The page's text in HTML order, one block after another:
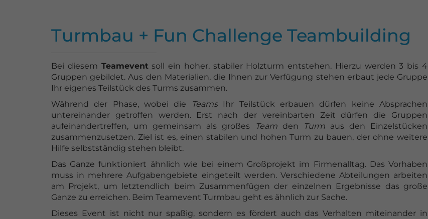
Turmbau + Fun Challenge Teambuilding
Bei diesem Teameventsoll ein hoher, stabiler Holzturm entstehen. Hierzu werden 3 bis 4
Gruppen gebildet. Aus den Materialien, die Ihnen zur Verfügung stehen erbaut jede Gruppe
Ihr eigenes Teilstück des Turms zusammen.
Während der Phase, wobei die
Teams Ihr Teilstück erbauen dürfen keine Absprachen
untereinander getroffen werden. Erst nach der vereinbarten Zeit dürfen die Gruppen
aufeinandertreffen, um gemeinsam als großes
Team den Turm aus den Einzelstücken
zusammenzusetzen. Ziel ist es, einen stabilen und hohen Turm zu bauen, der ohne weitere
Hilfe selbstständig stehen bleibt.
Das Ganze funktioniert ähnlich wie bei einem Großprojekt im Firmenalltag. Das Vorhaben
muss in mehrere Aufgabengebiete eingeteilt werden. Verschiedene Abteilungen arbeiten
am Projekt, um letztendlich beim Zusammenfügen der einzelnen Ergebnisse das große
Ganze zu erreichen. Beim Teamevent Turmbau geht es ähnlich zur Sache.
Dieses Event ist nicht nur spaßig, sondern es fördert auch das Verhalten miteinander in